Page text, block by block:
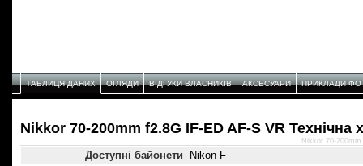
ТАБЛИЦЯ ДАНИХ ОГЛЯДИ ВІДГУКИ ВЛАСНИКІВ АКСЕСУАРИ ПРИКЛАДИ
Nikkor 70-200mm f2.8G IF-ED AF-S VR Технічнa
Доступні байонети
Nikon F
Nikkor 70-200mm